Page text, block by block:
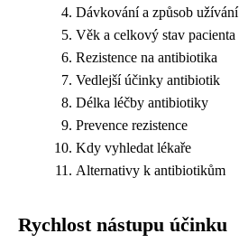
Dávkování a způsob užívání
Věk a celkový stav pacienta
Rezistence na antibiotika
Vedlejší účinky antibiotik
Délka léčby antibiotiky
Prevence rezistence
Kdy vyhledat lékaře
Alternativy k antibiotikům
Rychlost nástupu účinku